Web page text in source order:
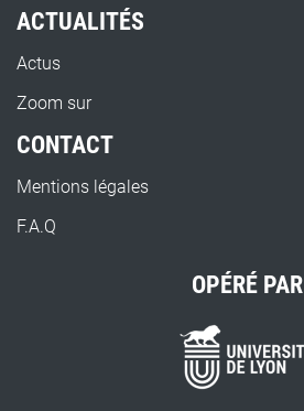
ACTUALITÉS
Actus
Zoom sur
CONTACT
Mentions légales
F.A.Q
OPÉRÉ PAR